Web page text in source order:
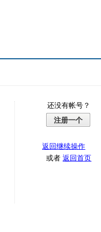
还没有帐号？
注册一个
返回继续操作
或者返回首页